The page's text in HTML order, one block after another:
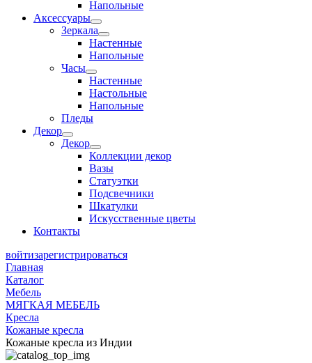
Напольные
Аксессуары
Зеркала
Настенные
Напольные
Часы
Настенные
Настольные
Напольные
Пледы
Декор
Декор
Коллекции декор
Вазы
Статуэтки
Подсвечники
Шкатулки
Искусственные цветы
Контакты
войтизарегистрироваться
Главная
Каталог
Мебель
МЯГКАЯ МЕБЕЛЬ
Кресла
Кожаные кресла
Кожаные кресла из Индии